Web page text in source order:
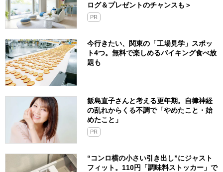
ログ＆プレゼントのチャンスも＞
PR
今行きたい、関東の「工場見学」スポッ
ト4つ。無料で楽しめるバイキング食べ放
題も
飯島直子さんと考える更年期。自律神経
の乱れからくる不調で「やめたこと・始
めたこと」
PR
“コンロ横の小さい引き出し”にジャスト
フィット。110円「調味料ストッカー」で